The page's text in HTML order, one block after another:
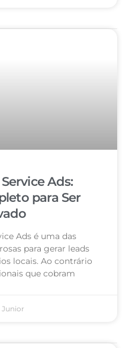
Ads:
para Ser
Ads é uma das
para gerar leads
locais. Ao contrário
que cobram
Junior